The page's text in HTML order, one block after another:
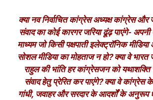
क्या नव निर्वाचित कांग्रेस अध्यक्ष कांग्रेस
संवाद का कोई कारगर जरिया ढूंढ़ पाएंगे-
माध्यम जो किसी पक्षपाती इलेक्ट्रॉनिक
सोशल मीडिया का मोहताज न हो? क्या वे भारत
राहुल की भांति हर कांग्रेसजन को यथाशक्ति
संवाद हेतु प्रेरित कर पाएंगे? क्या वे कांग्रेस
गांधी, जवाहर और सरदार के आदर्शों के अनुरूप